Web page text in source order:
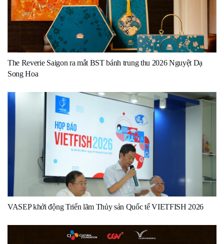
The Reverie Saigon ra mắt BST bánh trung thu 2026 Nguyệt Dạ
Song Hoa
VASEP khởi động Triển lãm Thủy sản Quốc tế VIETFISH 2026